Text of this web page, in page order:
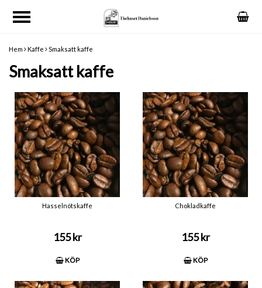
Hem Kaffe Smaksatt kaffe
Smaksatt kaffe
Hasselnötskaffe
155 kr
KÖP
Chokladkaffe
155 kr
KÖP